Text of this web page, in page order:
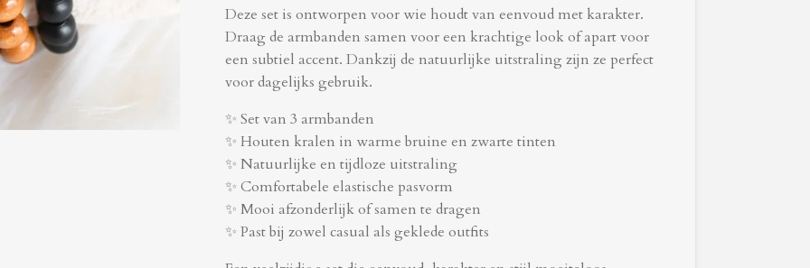
Deze set is ontworpen voor wie houdt van eenvoud met karakter.
Draag de armbanden samen voor een krachtige look of apart voor
een subtiel accent. Dankzij de natuurlijke uitstraling zijn ze perfect
voor dagelijks gebruik.
✨ Set van 3 armbanden
✨ Houten kralen in warme bruine en zwarte tinten
✨ Natuurlijke en tijdloze uitstraling
✨ Comfortabele elastische pasvorm
✨ Mooi afzonderlijk of samen te dragen
✨ Past bij zowel casual als geklede outfits